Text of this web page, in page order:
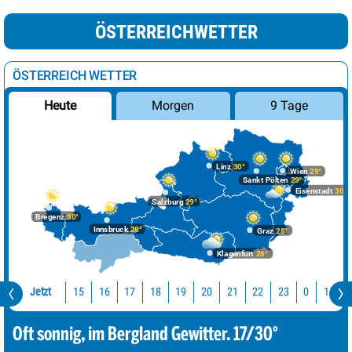
ÖSTERREICHWETTER
ÖSTERREICH WETTER
Heute Morgen 9 Tage
Bregenz30°
Graz28°
Innsbruck28°
Klagenfurt 26°
Linz30°
Salzburg29°
Wien 29°
Eisenstadt 30°
Sankt Pölten 29°
Jetzt 15 16 17 18 19 20 21 22 23 0 1
Oft sonnig, im Bergland Gewitter. 17/30°